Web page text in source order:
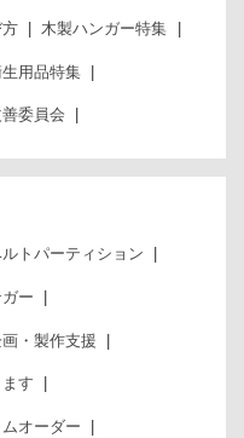
木製ハンガー特集
用品特集
委員会
ルトパーティション
ガー
・製作支援
す
オーダー